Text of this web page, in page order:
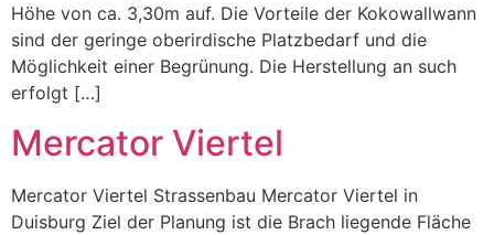
Höhe von ca. 3,30m auf. Die Vorteile der Kokowallwann
sind der geringe oberirdische Platzbedarf und die
Möglichkeit einer Begrünung. Die Herstellung an such
erfolgt […]
Mercator Viertel
Mercator Viertel Strassenbau Mercator Viertel in
Duisburg Ziel der Planung ist die Brach liegende Fläche